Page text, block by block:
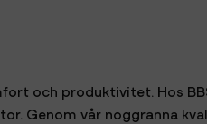
och produktivitet. Hos
Genom vår noggranna